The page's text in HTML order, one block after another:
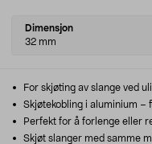
Select
variant
Dimensjon
32 mm
For skjøting av slange ved
Skjøtekobling i aluminium –
Perfekt for å forlenge eller
Skjøt slanger med samme